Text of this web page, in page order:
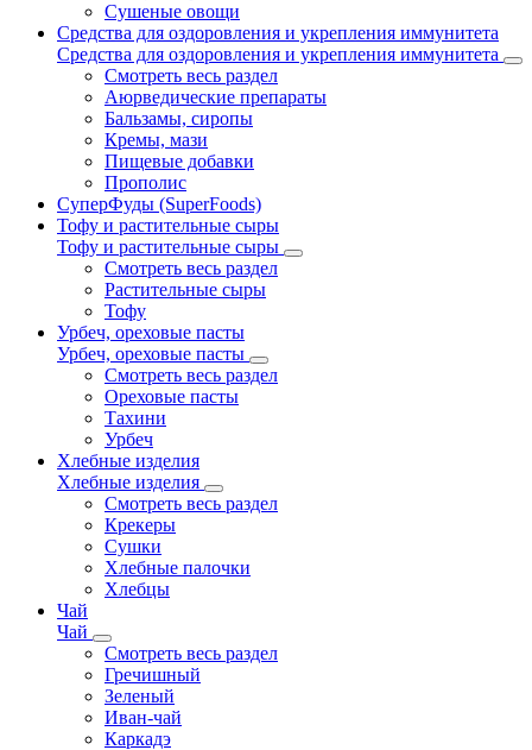
Сушеные овощи
Средства для оздоровления и укрепления иммунитета
Средства для оздоровления и укрепления иммунитета
Смотреть весь раздел
Аюрведические препараты
Бальзамы, сиропы
Кремы, мази
Пищевые добавки
Прополис
СуперФуды (SuperFoods)
Тофу и растительные сыры
Тофу и растительные сыры
Смотреть весь раздел
Растительные сыры
Тофу
Урбеч, ореховые пасты
Урбеч, ореховые пасты
Смотреть весь раздел
Ореховые пасты
Тахини
Урбеч
Хлебные изделия
Хлебные изделия
Смотреть весь раздел
Крекеры
Сушки
Хлебные палочки
Хлебцы
Чай
Чай
Смотреть весь раздел
Гречишный
Зеленый
Иван-чай
Каркадэ